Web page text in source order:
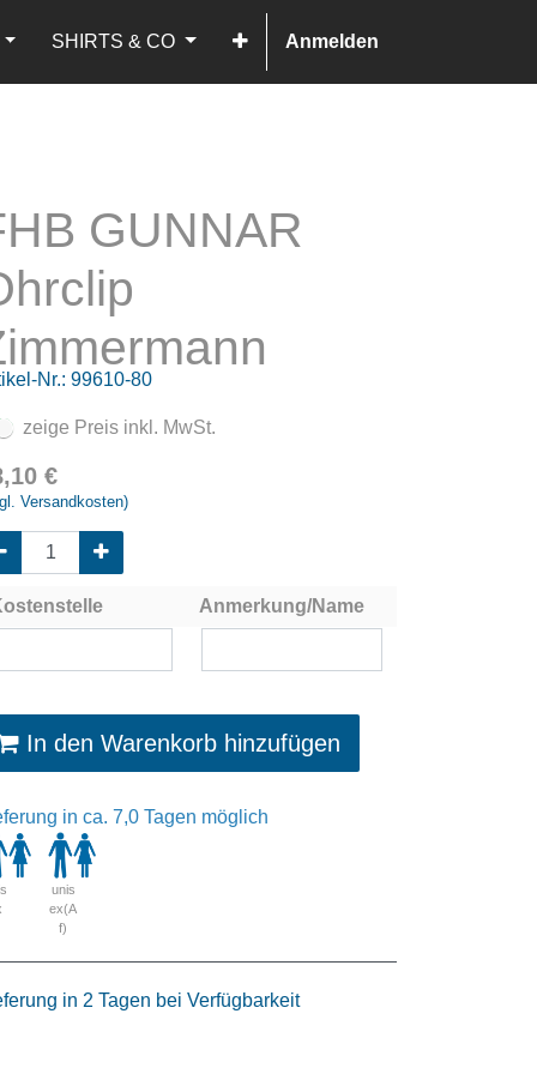
SHIRTS & CO Anmelden
GUNNAR
Nr.: 99610-80
zeige Preis inkl. MwSt.
€
Versandkosten)
Anmerkung/Name
In den Warenkorb hinzufügen
in ca. 7,0 Tagen möglich
unis
ex(A
f)
in 2 Tagen bei Verfügbarkeit